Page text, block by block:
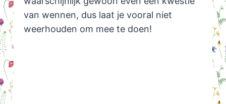
van wennen, dus laat je vooral niet
weerhouden om mee te doen!